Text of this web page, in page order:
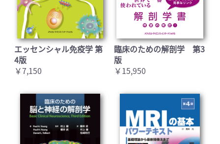
エッセンシャル免疫学 第
4版
￥7,150
臨床のための解剖学 第3
版
￥15,950